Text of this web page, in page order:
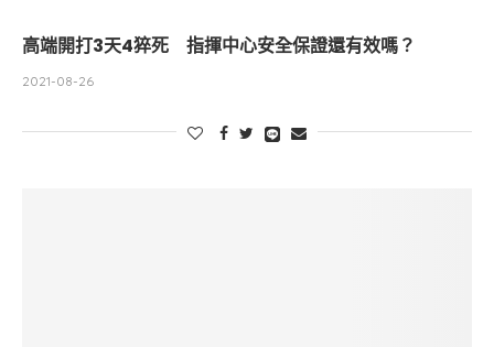
高端開打3天4猝死 指揮中心安全保證還有效嗎？
2021-08-26